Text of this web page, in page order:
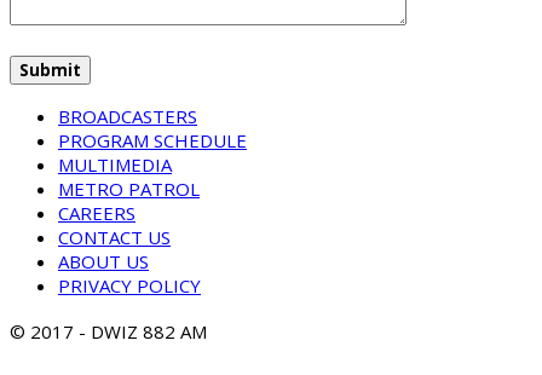
BROADCASTERS
PROGRAM SCHEDULE
MULTIMEDIA
METRO PATROL
CAREERS
CONTACT US
ABOUT US
PRIVACY POLICY
© 2017 - DWIZ 882 AM